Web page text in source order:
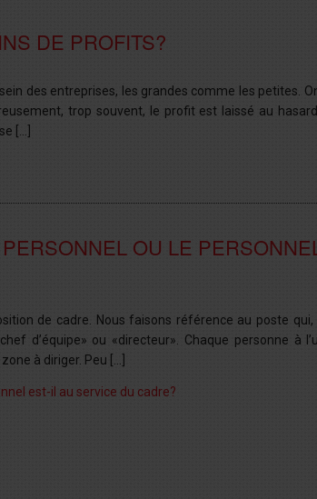
DE PROFITS?
des entreprises, les grandes comme les petites.
trop souvent, le profit est laissé au
[…]
OU LE
de cadre. Nous faisons référence au poste qui,
d’équipe» ou «directeur». Chaque personne à
à diriger. Peu […]
est-il au service du cadre?